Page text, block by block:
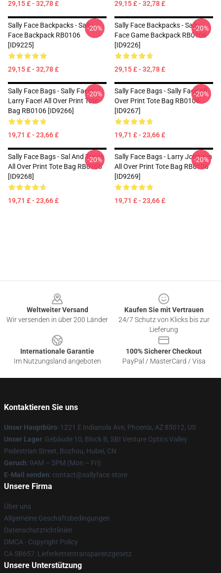
29,15 £ - 32,78 £ 29,15 £ - 32,78 £
Sally Face Backpacks - Sally
Face Backpack RB0106
[ID9225]
29,15 £ - 32,78 £
-20%
Sally Face Backpacks - Sally
Face Game Backpack RB0106
[ID9226]
29,15 £ - 32,78 £
-20%
Sally Face Bags - Sally Face! -
Larry Face! All Over Print Tote
Bag RB0106 [ID9266]
19,71 £ - 23,66 £
-20%
Sally Face Bags - Sally Face All
Over Print Tote Bag RB0106
[ID9267]
19,71 £ - 23,66 £
-20%
Sally Face Bags - Sal And Travis
All Over Print Tote Bag RB0106
[ID9268]
19,71 £ - 23,66 £
-20%
Sally Face Bags - Larry Johnson
All Over Print Tote Bag RB0106
[ID9269]
19,71 £ - 23,66 £
-20%
Weltweiter Versand
Wir versenden in über 200 Länder
Kaufen Sie mit Vertrauen
24/7 Schutz von Klicks bis zur
Lieferung
Internationale Garantie
Im Nutzungsland angeboten
100% Sicherer Checkout
PayPal / MasterCard / Visa
Kontaktieren Sie uns
Unser Hauptbüro: 1221 E Indianola Ave, Phoenix, AZ 85012, US
Unser Lager: Gebäude 10, Block B, SBI Venture Optics Valley
Pedestrian Street, Bozhou, Hubei, CN
Geruch: 9AM – 5PM (Mon – Fri)
E-Mail senden: contact@sallyface.store
Unsere Firma
Über uns
Allgemeine Geschäftsbedingungen
Datenschutzrichtlinien
DMCA - Copyright Policy
CA SB657: Lieferkettentransparenzgesetz
Unsere Unterstützung